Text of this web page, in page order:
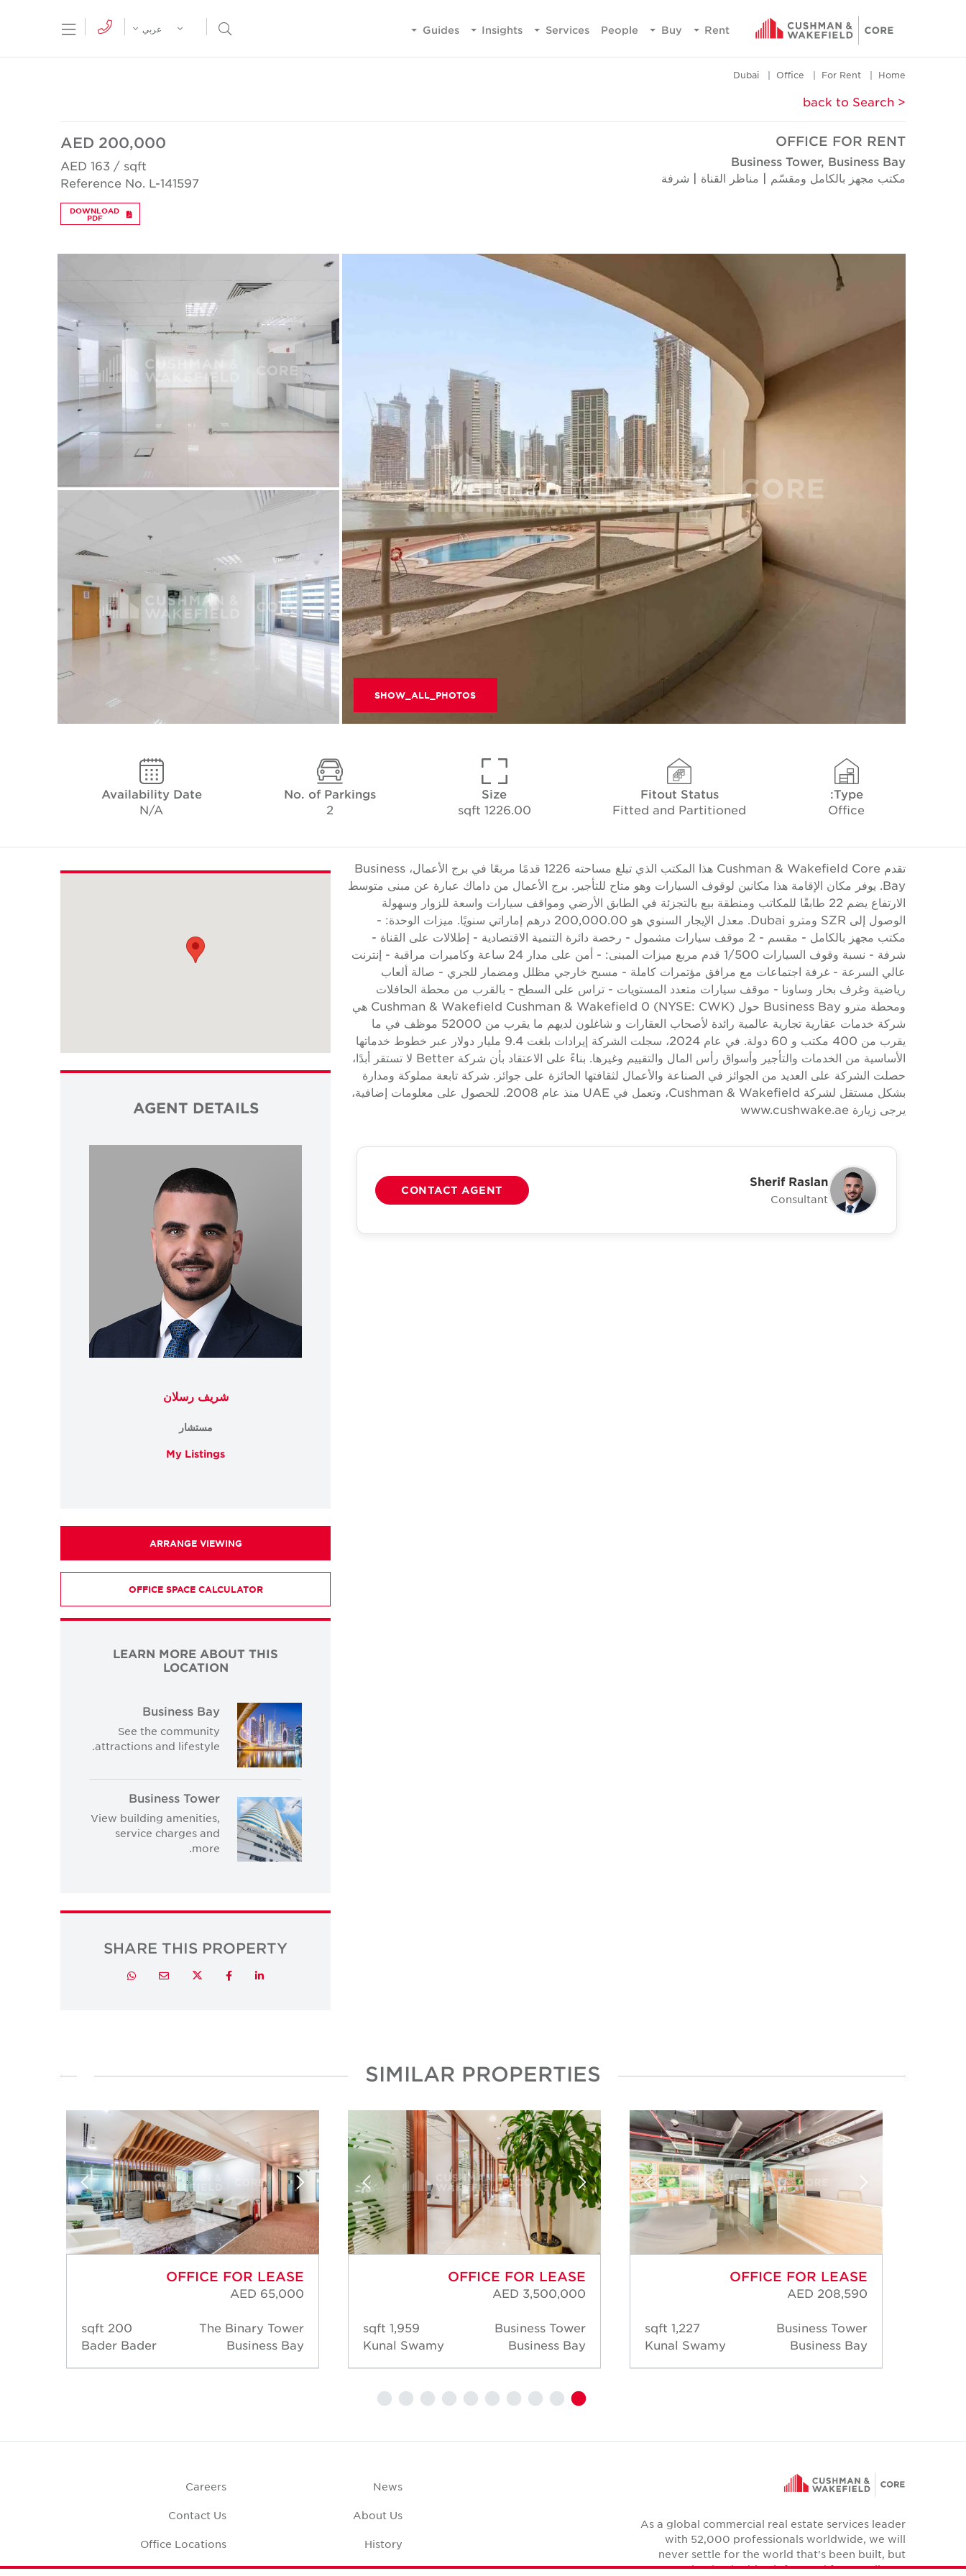
Rent
Buy
People
Services
Insights
Guides
Menu Open Search Menu
عربي
Home
For Rent
Office
Dubai
< back to Search
OFFICE FOR RENT
Business Tower, Business Bay
مكتب مجهز بالكامل ومقسّم | مناظر القناة | شرفة
AED 200,000
AED 163 / sqft
Reference No. L-141597
DOWNLOAD
PDF
SHOW_ALL_PHOTOS
Type:
Office
Fitout Status
Fitted and Partitioned
Size
1226.00 sqft
No. of Parkings
2
Availability Date
N/A
تقدم Cushman & Wakefield Core هذا المكتب الذي تبلغ مساحته 1226 قدمًا مربعًا في برج الأعمال، Business
Bay. يوفر مكان الإقامة هذا مكانين لوقوف السيارات وهو متاح للتأجير. برج الأعمال من داماك عبارة عن مبنى متوسط
الارتفاع يضم 22 طابقًا للمكاتب ومنطقة بيع بالتجزئة في الطابق الأرضي ومواقف سيارات واسعة للزوار وسهولة
الوصول إلى SZR ومترو Dubai. معدل الإيجار السنوي هو 200,000.00 درهم إماراتي سنويًا. ميزات الوحدة: -
مكتب مجهز بالكامل - مقسم - 2 موقف سيارات مشمول - رخصة دائرة التنمية الاقتصادية - إطلالات على القناة -
شرفة - نسبة وقوف السيارات 1/500 قدم مربع ميزات المبنى: - أمن على مدار 24 ساعة وكاميرات مراقبة - إنترنت
عالي السرعة - غرفة اجتماعات مع مرافق مؤتمرات كاملة - مسبح خارجي مظلل ومضمار للجري - صالة ألعاب
رياضية وغرف بخار وساونا - موقف سيارات متعدد المستويات - تراس على السطح - بالقرب من محطة الحافلات
ومحطة مترو Business Bay حول Cushman & Wakefield Cushman & Wakefield 0 (NYSE: CWK) هي
شركة خدمات عقارية تجارية عالمية رائدة لأصحاب العقارات و شاغلون لديهم ما يقرب من 52000 موظف في ما
يقرب من 400 مكتب و 60 دولة. في عام 2024، سجلت الشركة إيرادات بلغت 9.4 مليار دولار عبر خطوط خدماتها
الأساسية من الخدمات والتأجير وأسواق رأس المال والتقييم وغيرها. بناءً على الاعتقاد بأن شركة Better لا تستقر أبدًا،
حصلت الشركة على العديد من الجوائز في الصناعة والأعمال لثقافتها الحائزة على جوائز. شركة تابعة مملوكة ومدارة
بشكل مستقل لشركة Cushman & Wakefield، وتعمل في UAE منذ عام 2008. للحصول على معلومات إضافية،
يرجى زيارة www.cushwake.ae
Sherif Raslan
Consultant
CONTACT AGENT
AGENT DETAILS
شريف رسلان
مستشار
My Listings
ARRANGE VIEWING
OFFICE SPACE CALCULATOR
LEARN MORE ABOUT THIS
LOCATION
Business Bay
See the community
attractions and lifestyle.
Business Tower
View building amenities,
service charges and
more.
SHARE THIS PROPERTY
LinkedIn
Facebook
Twitter
Email
Whatsapp
SIMILAR PROPERTIES
OFFICE FOR LEASE
AED 208,590
Business Tower
Business Bay
1,227 sqft
Kunal Swamy
OFFICE FOR LEASE
AED 3,500,000
Business Tower
Business Bay
1,959 sqft
Kunal Swamy
OFFICE FOR LEASE
AED 65,000
The Binary Tower
Business Bay
200 sqft
Bader Bader
As a global commercial real estate services leader
with 52,000 professionals worldwide, we will
never settle for the world that's been built, but
relentlessly drive it forward for our clients,
News
About Us
History
Case Studies
Careers
Contact Us
Office Locations
Corporate Social